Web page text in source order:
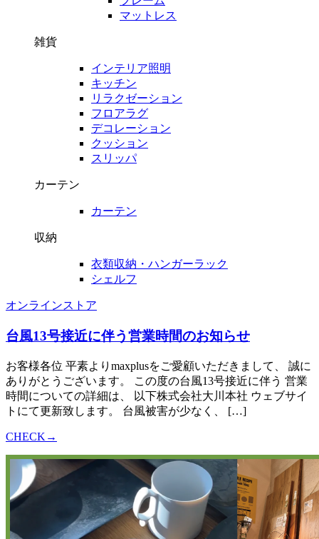
マットレス
雑貨
インテリア照明
キッチン
リラクゼーション
フロアラグ
デコレーション
クッション
スリッパ
カーテン
カーテン
収納
衣類収納・ハンガーラック
シェルフ
オンラインストア
台風13号接近に伴う営業時間のお知らせ
お客様各位 平素よりmaxplusをご愛顧いただきまして、 誠に
ありがとうございます。 この度の台風13号接近に伴う 営業
時間についての詳細は、 以下株式会社大川本社 ウェブサイ
トにて更新致します。 台風被害が少なく、 […]
CHECK→